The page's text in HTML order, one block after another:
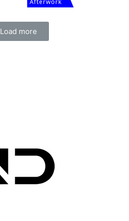
Afterwork
Load more